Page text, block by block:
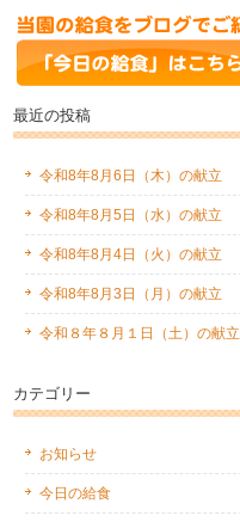
最近の投稿
令和8年8月6日（木）の献立
令和8年8月5日（水）の献立
令和8年8月4日（火）の献立
令和8年8月3日（月）の献立
令和８年８月１日（土）の献立
カテゴリー
お知らせ
今日の給食